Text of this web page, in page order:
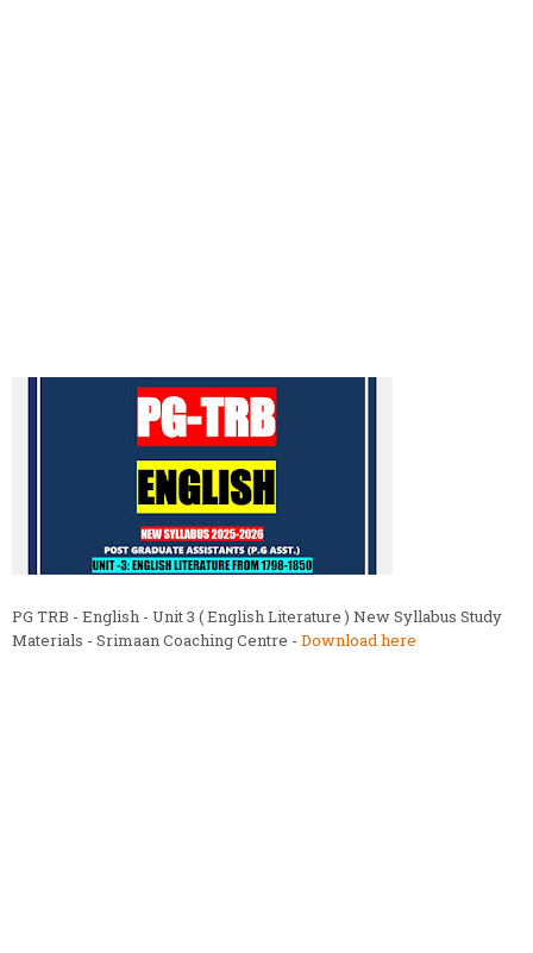
PG TRB - English - Unit 3 ( English Literature ) New Syllabus Study
Materials - Srimaan Coaching Centre - Download here